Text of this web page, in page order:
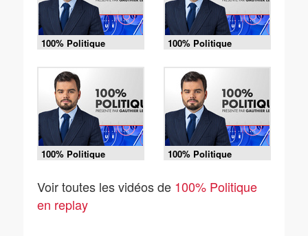
100% Politique
(Émission du
14/07/2026)
100% Politique
(Émission du
13/07/2026)
100% Politique
(Émission du
100% Politique
(Émission du
Voir toutes les vidéos de 100% Politique
en replay